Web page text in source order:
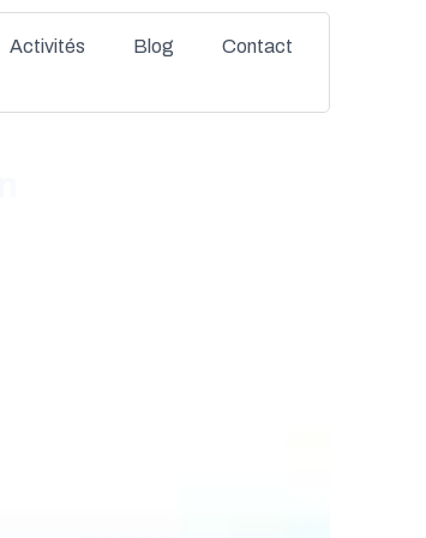
Activités Blog Contact